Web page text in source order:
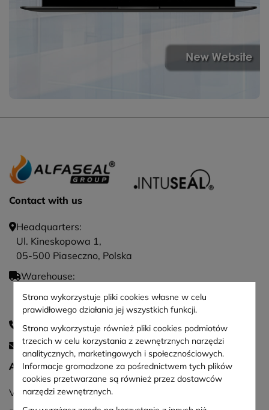
Strona wykorzystuje pliki cookies własne w celu
prawidłowego działania jej wszystkich funkcji.
Strona wykorzystuje również pliki cookies podmiotów
trzecich w celu korzystania z zewnętrznych narzędzi
analitycznych, marketingowych i społecznościowych.
Informacje gromadzone za pośrednictwem tych plików
cookies przetwarzane są również przez dostawców
narzędzi zewnętrznych.
Contact with us
Headquarters:
Ul. Kineskopowa 1,
05-500 Piaseczno, Polska
Warehouse:
05-506 Kolonia Lesznowola
+48 22 498 7 498
sekretariat@alfaseal.pl
ALFASEAL GROUP Sp. z o. o.
VAT No.: PL1231274821